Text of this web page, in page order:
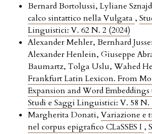
Bernard Bortolussi, Lyliane
calco sintattico nella Vulgata ,
Linguistici: V. 62 N. 2 (2024)
Alexander Mehler, Bernhard
Alexander Henlein, Giuseppe
Baumartz, Tolga Uslu, Wahed
Frankfurt Latin Lexicon. From
Expansion and Word
Studi e Saggi Linguistici: V. 58 N.
Margherita Donati, Variazione e
nel corpus epigrafico CLaSSES I ,